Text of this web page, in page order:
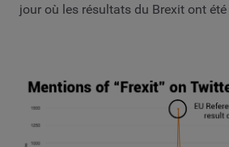
jour où les résultats du Brexit ont